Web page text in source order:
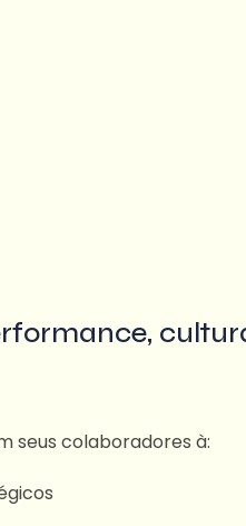
seus colaboradores à: